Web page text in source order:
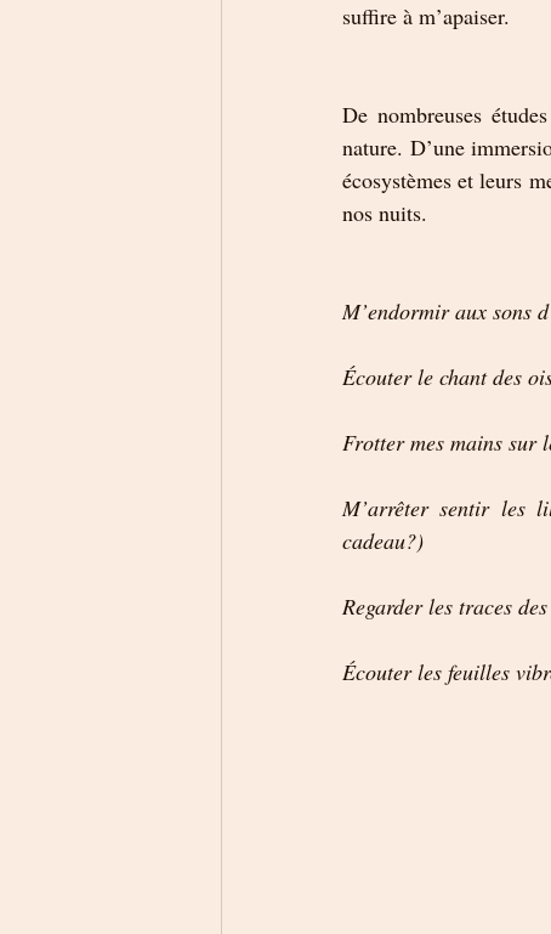
suffire à m’apaiser.
De nombreuses
nature. D’une
écosystèmes et leurs
nos nuits.
M’endormir aux sons
Écouter le chant des
Frotter mes mains sur
M’arrêter sentir les
cadeau?)
Regarder les traces
Écouter les feuilles